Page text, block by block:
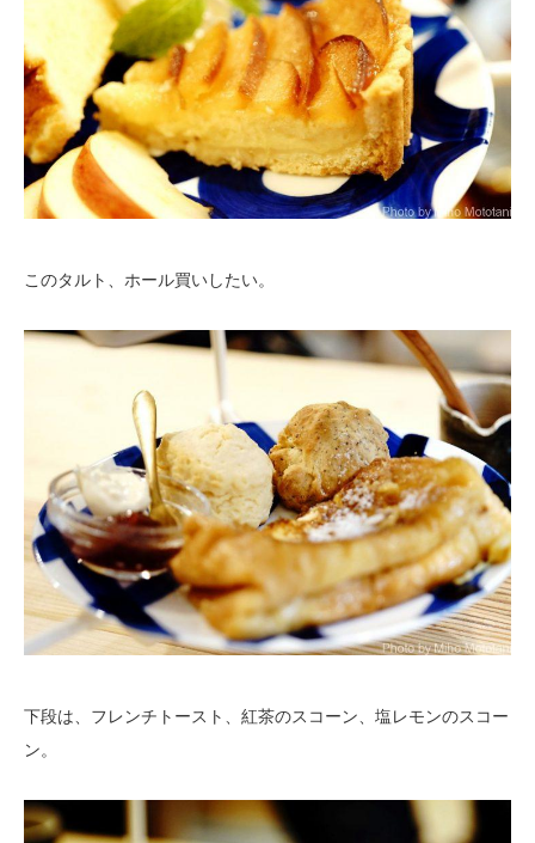
このタルト、ホール買いしたい。
下段は、フレンチトースト、紅茶のスコーン、塩レモンのスコー
ン。